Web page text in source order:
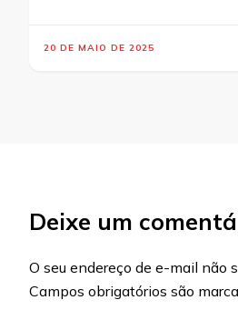
20 DE MAIO DE 2025
Deixe um
O seu endereço de e-mail não
Campos obrigatórios são